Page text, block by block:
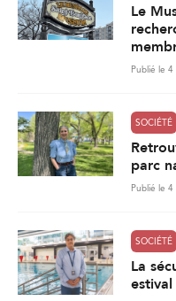
Le
Publié le 4
SOCIÉTÉ
parc
Publié le 4
SOCIÉTÉ
La
estival